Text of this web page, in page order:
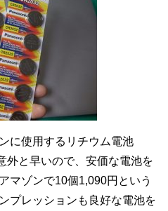
に使用するリチウム電池
外と早いので、安価な電池を
マゾンで10個1,090円という
プレッションも良好な電池を